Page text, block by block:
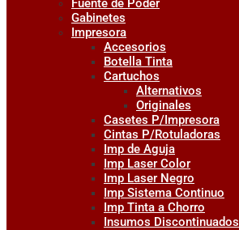
Fuente de Poder
Gabinetes
Impresora
Accesorios
Botella Tinta
Cartuchos
Alternativos
Originales
Casetes P/Impresora
Cintas P/Rotuladoras
Imp de Aguja
Imp Laser Color
Imp Laser Negro
Imp Sistema Continuo
Imp Tinta a Chorro
Insumos Discontinuados